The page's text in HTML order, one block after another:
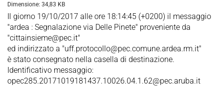
Dimensione: 34,83 KB
Il giorno 19/10/2017 alle ore 18:14:45 (+0200) il messaggio
"ardea : Segnalazione via Delle Pinete" proveniente da
"cittainsieme@pec.it"
ed indirizzato a "uff.protocollo@pec.comune.ardea.rm.it"
è stato consegnato nella casella di destinazione.
Identificativo messaggio:
opec285.20171019181437.10026.04.1.62@pec.aruba.it